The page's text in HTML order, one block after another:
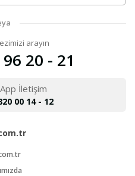
arayın
20 - 21
İletişim
00 14 - 12